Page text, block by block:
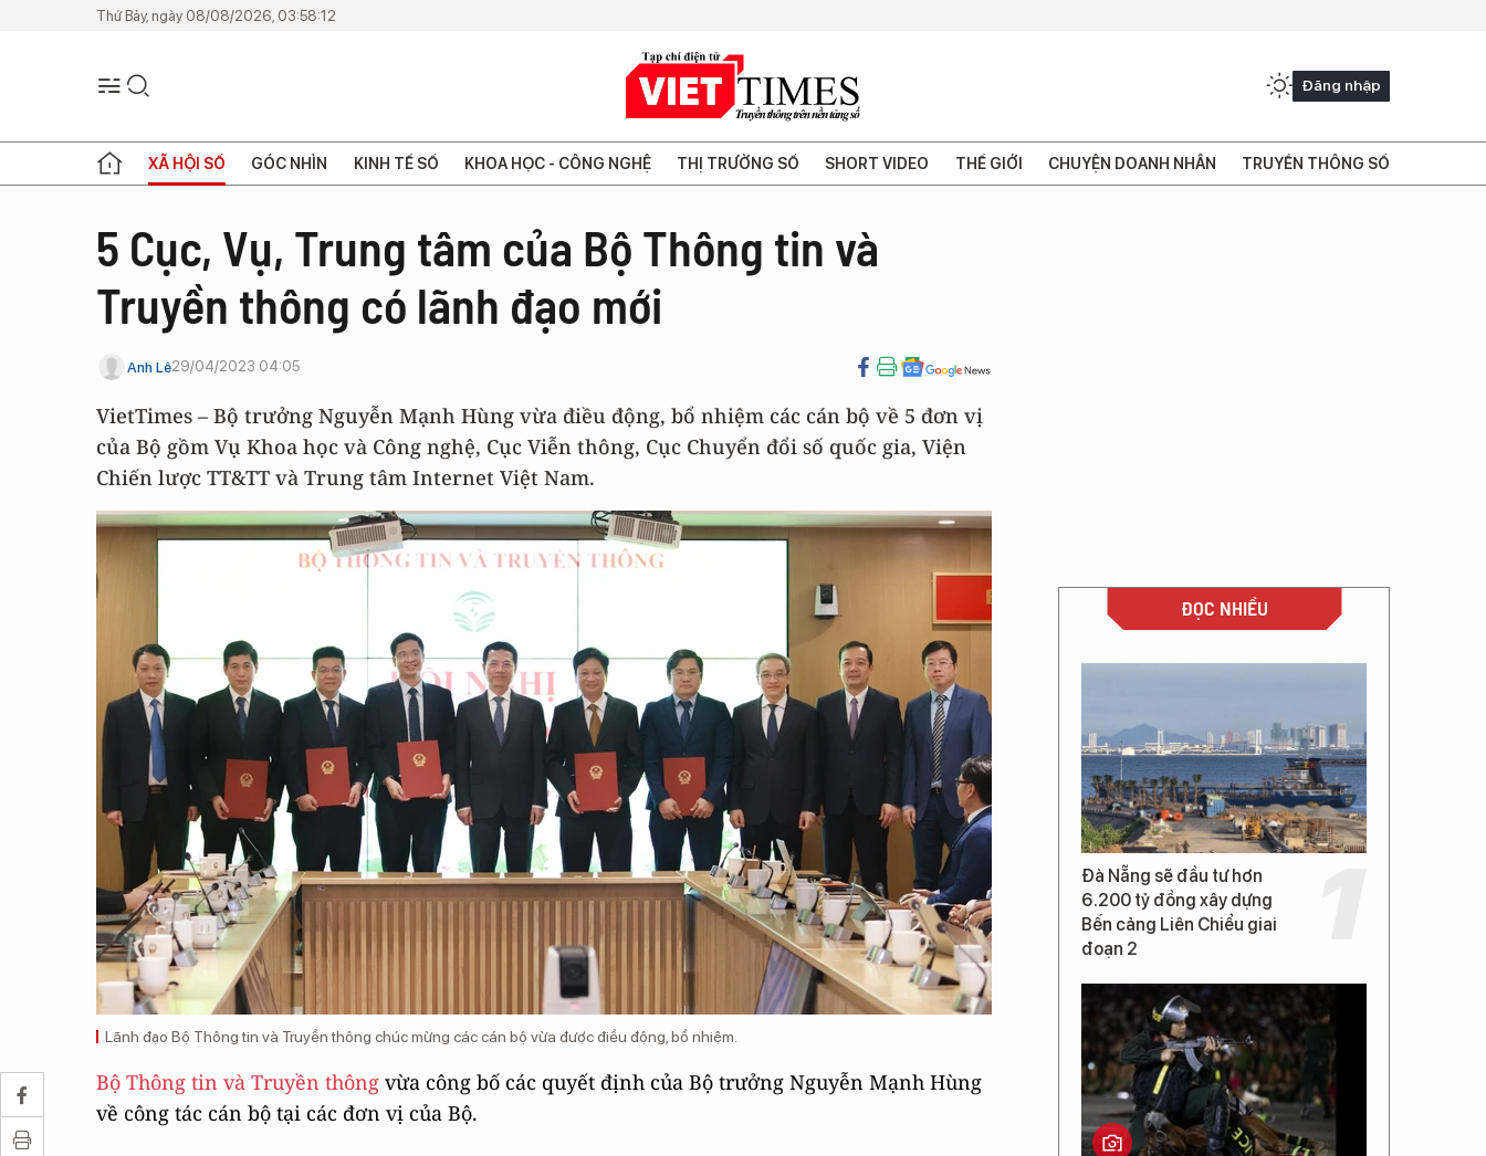
Thứ Bảy, ngày 08/08/2026, 03:58:12
Đăng nhập
XÃ HỘI SỐ GÓC NHÌN KINH TẾ SỐ KHOA HỌC - CÔNG NGHỆ THỊ TRƯỜNG SỐ SHORT VIDEO THẾ GIỚI CHUYỆN DOANH NHÂN TRUYỀN THÔNG SỐ
5 Cục, Vụ, Trung tâm của Bộ Thông tin và
Truyền thông có lãnh đạo mới
Anh Lê29/04/2023 04:05
VietTimes – Bộ trưởng Nguyễn Mạnh Hùng vừa điều động, bổ nhiệm các cán bộ về 5 đơn vị
của Bộ gồm Vụ Khoa học và Công nghệ, Cục Viễn thông, Cục Chuyển đổi số quốc gia, Viện
Chiến lược TT&TT và Trung tâm Internet Việt Nam.
Lãnh đạo Bộ Thông tin và Truyền thông chúc mừng các cán bộ vừa được điều động, bổ nhiệm.
Bộ Thông tin và Truyền thông vừa công bố các quyết định của Bộ trưởng Nguyễn Mạnh Hùng
về công tác cán bộ tại các đơn vị của Bộ.
ĐỌC NHIỀU
Đà Nẵng sẽ đầu tư hơn
6.200 tỷ đồng xây dựng
Bến cảng Liên Chiểu giai
đoạn 2